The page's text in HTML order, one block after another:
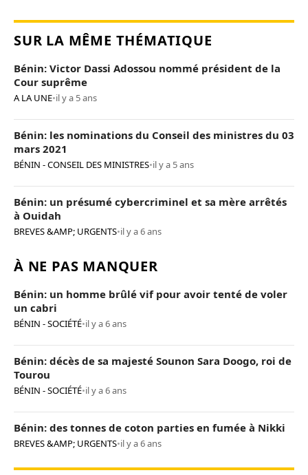
SUR LA MÊME THÉMATIQUE
Bénin: Victor Dassi Adossou nommé président de la
Cour suprême
A LA UNE•il y a 5 ans
Bénin: les nominations du Conseil des ministres du 03
mars 2021
BÉNIN - CONSEIL DES MINISTRES•il y a 5 ans
Bénin: un présumé cybercriminel et sa mère arrêtés
à Ouidah
BREVES &AMP; URGENTS•il y a 6 ans
À NE PAS MANQUER
Bénin: un homme brûlé vif pour avoir tenté de voler
un cabri
BÉNIN - SOCIÉTÉ•il y a 6 ans
Bénin: décès de sa majesté Sounon Sara Doogo, roi de
Tourou
BÉNIN - SOCIÉTÉ•il y a 6 ans
Bénin: des tonnes de coton parties en fumée à Nikki
BREVES &AMP; URGENTS•il y a 6 ans